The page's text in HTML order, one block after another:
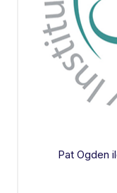
Pat Ogden